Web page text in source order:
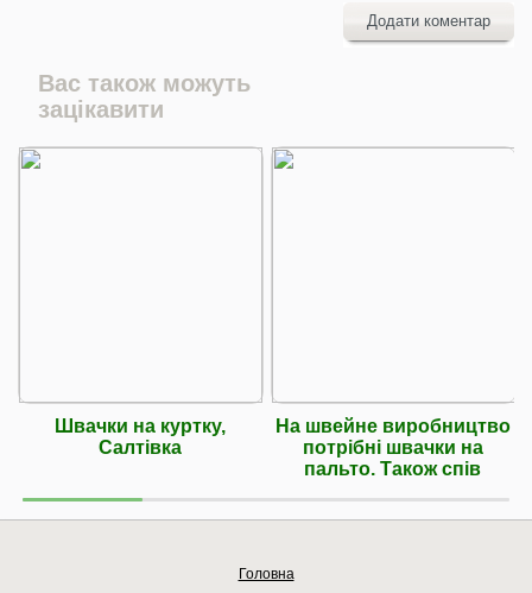
Додати коментар
Вас також можуть
зацікавити
Швачки на куртку,
Салтівка
На швейне виробництво
потрібні швачки на
пальто. Також спів
Головна